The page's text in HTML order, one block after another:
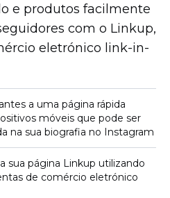
e produtos facilmente
com o Linkup,
eletrónico link-in-
a uma página rápida
móveis que pode ser
na sua biografia no Instagram
sua página Linkup utilizando
de comércio eletrónico